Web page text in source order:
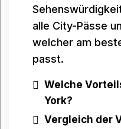
alle City-Pässe
welcher am
passt.
Welche
York?
Vergleich der